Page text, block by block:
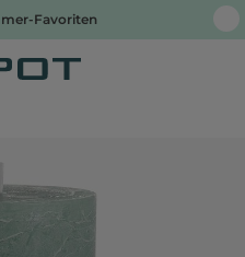
Favoriten